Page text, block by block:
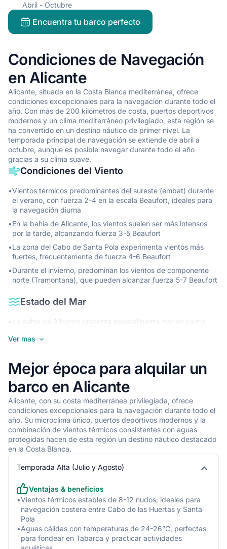
Abril - Octubre
Encuentra tu barco perfecto
Condiciones de Navegación
en Alicante
Alicante, situada en la Costa Blanca mediterránea, ofrece
condiciones excepcionales para la navegación durante todo el
año. Con más de 200 kilómetros de costa, puertos deportivos
modernos y un clima mediterráneo privilegiado, esta región se
ha convertido en un destino náutico de primer nivel. La
temporada principal de navegación se extiende de abril a
octubre, aunque es posible navegar durante todo el año
gracias a su clima suave.
Condiciones del Viento
•Vientos térmicos predominantes del sureste (embat) durante
el verano, con fuerza 2-4 en la escala Beaufort, ideales para
la navegación diurna
•En la bahía de Alicante, los vientos suelen ser más intensos
por la tarde, alcanzando fuerza 3-5 Beaufort
•La zona del Cabo de Santa Pola experimenta vientos más
fuertes, frecuentemente de fuerza 4-6 Beaufort
•Durante el invierno, predominan los vientos de componente
norte (Tramontana), que pueden alcanzar fuerza 5-7 Beaufort
Estado del Mar
La bahía de Alicante presenta generalmente mar en calma
La zona entre Cabo de las Huertas y Santa Pola puede
•En la zona de la Isla de Tabarca, el oleaje puede ser más
pronunciado, especialmente con vientos de levante
•Las aguas protegidas entre el Puerto de Alicante y El
Campello ofrecen condiciones más suaves, ideales para
navegación recreativa
Temperatura
•Temperatura del aire en verano: 25-32°C (junio a septiembre)
Temperatura del aire en invierno: 12-18°C (diciembre a
Temperatura del agua en verano: 23-26°C
Temperatura del agua en invierno: 14-17°C
Promedio de 300 días de sol al año
Mareas y Corrientes
Ver mas
Mejor época para alquilar un
barco en Alicante
Alicante, con su costa mediterránea privilegiada, ofrece
condiciones excepcionales para la navegación durante todo el
año. Su microclima único, puertos deportivos modernos y la
combinación de vientos térmicos consistentes con aguas
protegidas hacen de esta región un destino náutico destacado
en la Costa Blanca.
Temporada Alta (Julio y Agosto)
Ventajas & beneficios
•Vientos térmicos estables de 8-12 nudos, ideales para
navegación costera entre Cabo de las Huertas y Santa
Pola
•Aguas cálidas con temperaturas de 24-26°C, perfectas
para fondear en Tabarca y practicar actividades